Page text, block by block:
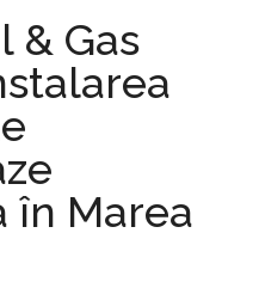
& Gas
în Marea